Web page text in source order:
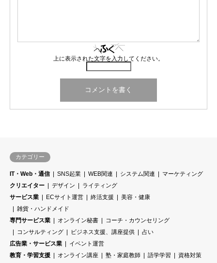
上に表示された文字を入力してください。
カテゴリー
IT・Web・通信 SNS起業 WEB関連 システム関連
マーケティング
クリエイター
デザイン
ライティング
サービス業
ECサイト運営 終活支援
美容・健康
雑貨・ハンドメイド
専門サービス業
オンライン秘書
コーチ・カウンセリング
コンサルティング
ビジネス支援、講座提供
占い
広告業・サービス業
イベント運営
教育・学習支援
オンライン講座 塾・家庭教師 語学学習 資格対策